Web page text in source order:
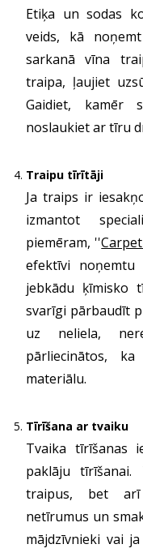
Etiķa un sodas
veids, kā
sarkanā vīna
traipa, ļaujiet
Gaidiet, kamēr
noslaukiet ar tīru
Traipu tīrītāji
Ja traips ir
izmantot
piemēram, ''
efektīvi noņemtu
jebkādu ķīmisko
svarīgi pārbaudīt
uz neliela,
pārliecinātos,
materiālu.
Tīrīšana ar tvaiku
Tvaika tīrīšanas
paklāju
traipus, bet arī
netīrumus un
mājdzīvnieki vai